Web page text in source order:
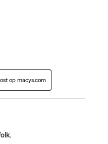
op macys.com